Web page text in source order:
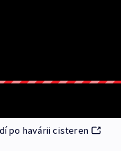
po havárii cisteren